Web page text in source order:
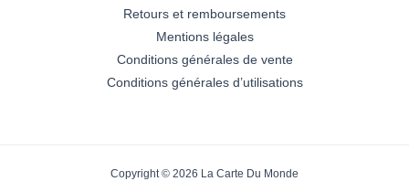
Retours et remboursements
Mentions légales
Conditions générales de vente
Conditions générales d’utilisations
Copyright © 2026 La Carte Du Monde